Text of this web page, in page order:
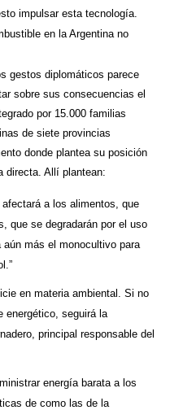
impulsar esta tecnología.
en la Argentina no
gestos diplomáticos parece
sobre sus consecuencias el
por 15.000 familias
de siete provincias
donde plantea su posición
directa. Allí plantean:
a los alimentos, que
que se degradarán por el uso
más el monocultivo para
en materia ambiental. Si no
energético, seguirá la
principal responsable del
energía barata a los
de como las de la